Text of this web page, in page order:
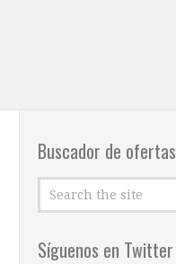
Buscador de ofertas
Síguenos en Twitter